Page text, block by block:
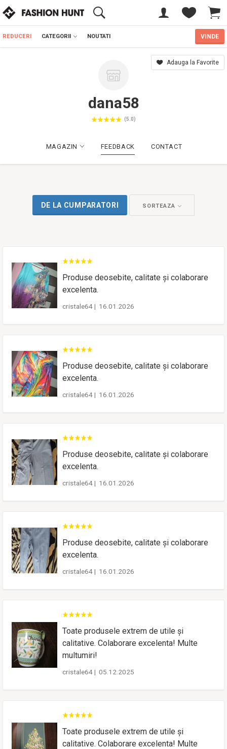
REDUCERI CATEGORII NOUTATI VINDE
dana58
(5.0)
MAGAZIN FEEDBACK CONTACT
Adauga la Favorite
DE LA CUMPARATORI SORTEAZA
Produse deosebite, calitate și colaborare
excelenta.
cristale64| 16.01.2026
Produse deosebite, calitate și colaborare
excelenta.
cristale64| 16.01.2026
Produse deosebite, calitate și colaborare
excelenta.
cristale64| 16.01.2026
Produse deosebite, calitate și colaborare
excelenta.
cristale64| 16.01.2026
Toate produsele extrem de utile și
calitative. Colaborare excelenta! Multe
multumiri!
cristale64| 05.12.2025
Toate produsele extrem de utile și
calitative. Colaborare excelenta! Multe